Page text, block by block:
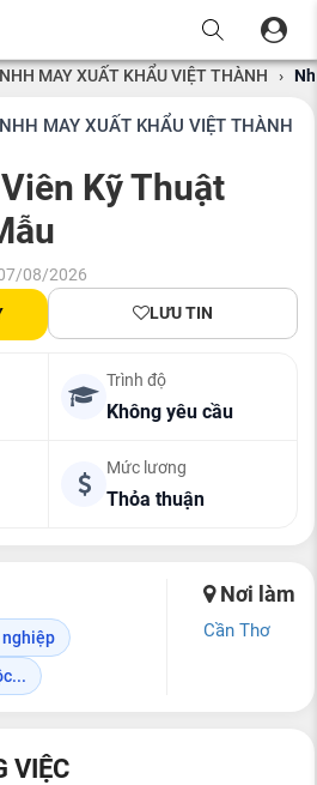
MAY XUẤT KHẨU VIỆT THÀNH ›
MAY XUẤT KHẨU VIỆT THÀNH
Kỹ Thuật
08/2026
LƯU TIN
Trình độ
Không yêu cầu
Mức lương
Thỏa thuận
nghiệp
Nơi làm
Cần Thơ
VIỆC